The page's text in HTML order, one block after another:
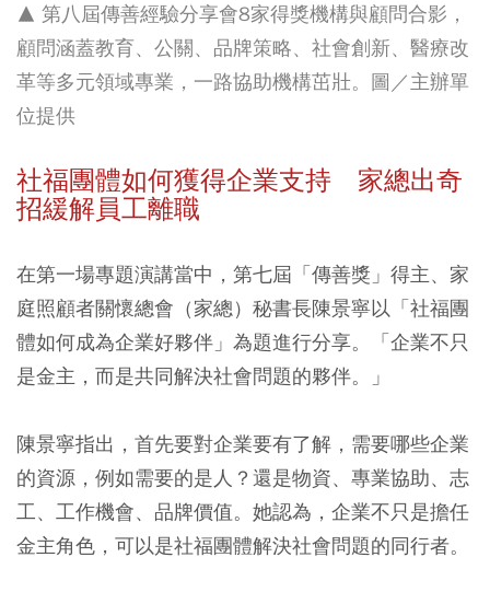
▲ 第八屆傳善經驗分享會8家得獎機構與顧問合影，
顧問涵蓋教育、公關、品牌策略、社會創新、醫療改
革等多元領域專業，一路協助機構茁壯。圖／主辦單
位提供
社福團體如何獲得企業支持 家總出奇
招緩解員工離職
在第一場專題演講當中，第七屆「傳善獎」得主、家
庭照顧者關懷總會（家總）秘書長陳景寧以「社福團
體如何成為企業好夥伴」為題進行分享。「企業不只
是金主，而是共同解決社會問題的夥伴。」
陳景寧指出，首先要對企業要有了解，需要哪些企業
的資源，例如需要的是人？還是物資、專業協助、志
工、工作機會、品牌價值。她認為，企業不只是擔任
金主角色，可以是社福團體解決社會問題的同行者。